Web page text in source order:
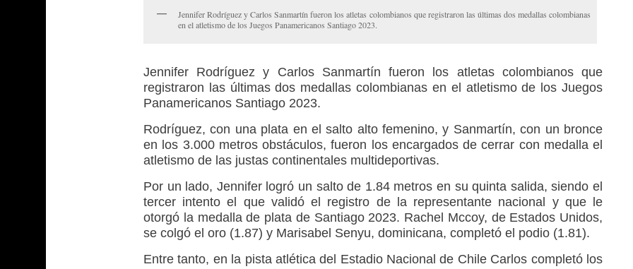
Jennifer Rodríguez y Carlos Sanmartín fueron los atletas colombianos que registraron las últimas dos medallas colombianas
en el atletismo de los Juegos Panamericanos Santiago 2023.
Jennifer Rodríguez y Carlos Sanmartín fueron los atletas colombianos que
registraron las últimas dos medallas colombianas en el atletismo de los Juegos
Panamericanos Santiago 2023.
Rodríguez, con una plata en el salto alto femenino, y Sanmartín, con un bronce
en los 3.000 metros obstáculos, fueron los encargados de cerrar con medalla el
atletismo de las justas continentales multideportivas.
Por un lado, Jennifer logró un salto de 1.84 metros en su quinta salida, siendo el
tercer intento el que validó el registro de la representante nacional y que le
otorgó la medalla de plata de Santiago 2023. Rachel Mccoy, de Estados Unidos,
se colgó el oro (1.87) y Marisabel Senyu, dominicana, completó el podio (1.81).
Entre tanto, en la pista atlética del Estadio Nacional de Chile Carlos completó los